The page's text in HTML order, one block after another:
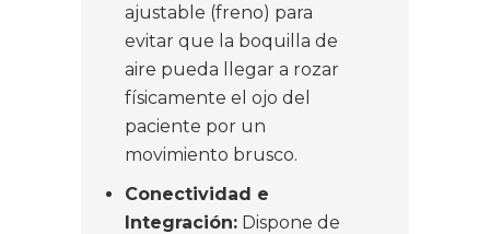
ajustable (freno) para
evitar que la boquilla de
aire pueda llegar a rozar
físicamente el ojo del
paciente por un
movimiento brusco.
Conectividad e
Integración: Dispone de